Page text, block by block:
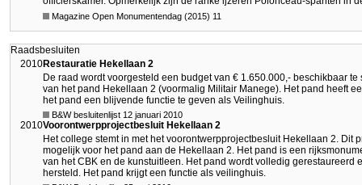
Magazine Open Monumentendag (2015) 11
Raadsbesluiten
2010Restauratie Hekellaan 2
De raad wordt voorgesteld een budget van € 1.650.000,- beschikbaar
van het pand Hekellaan 2 (voormalig Militair Manege). Het pand heeft
het pand een blijvende functie te geven als Veilinghuis.
B&W besluitenlijst 12 januari 2010
2010Voorontwerpprojectbesluit Hekellaan 2
Het college stemt in met het voorontwerpprojectbesluit Hekellaan 2. Dit
mogelijk voor het pand aan de Hekellaan 2. Het pand is een
van het CBK en de kunstuitleen. Het pand wordt volledig
hersteld. Het pand krijgt een functie als veilinghuis.